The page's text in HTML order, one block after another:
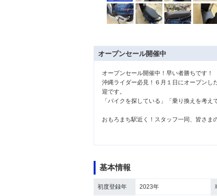
オープンセール開催中
オープンセール開催中！早い者勝ちです！
沖縄ライダー必見！６月１日にオープンし
迎です。
「バイクを探している」「乗り換えを考
おもろまち駅近く！スタッフ一同、皆さま
基本情報
初度登録年 2023年